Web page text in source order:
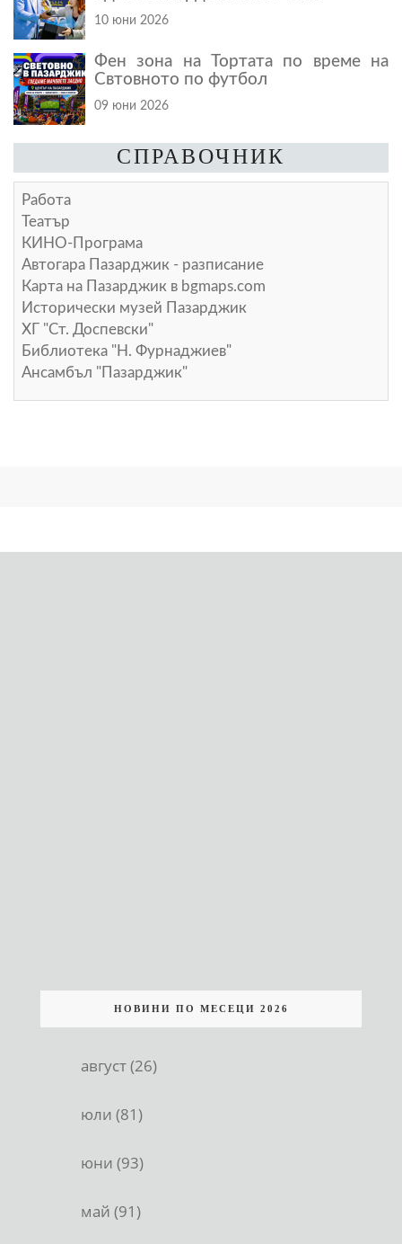
10 юни 2026
Фен зона на Тортата по време на
Свтовното по футбол
09 юни 2026
СПРАВОЧНИК
Работа
Театър
КИНО-Програма
Автогара Пазарджик - разписание
Карта на Пазарджик в bgmaps.com
Исторически музей Пазарджик
ХГ "Ст. Доспевски"
Библиотека "Н. Фурнаджиев"
Ансамбъл "Пазарджик"
НОВИНИ ПО МЕСЕЦИ 2026
август (26)
юли (81)
юни (93)
май (91)